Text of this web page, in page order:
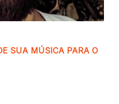
SUA MÚSICA PARA O